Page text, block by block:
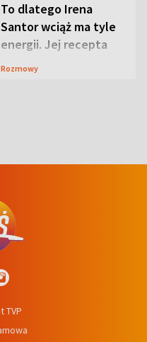
To dlatego Irena
Santor wciąż ma tyle
energii. Jej recepta
jest zaskakująco
Rozmowy
TVP